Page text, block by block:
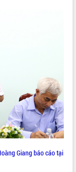
Giang báo cáo tại